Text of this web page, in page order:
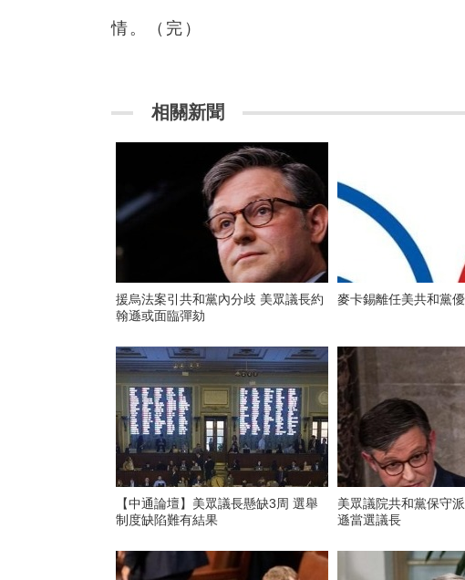
情。（完）
相關新聞
援烏法案引共和黨內分歧 美眾議長約
翰遜或面臨彈劾
麥卡錫離任美共和黨
【中通論壇】美眾議長懸缺3周 選舉
制度缺陷難有結果
美眾議院共和黨保守
遜當選議長